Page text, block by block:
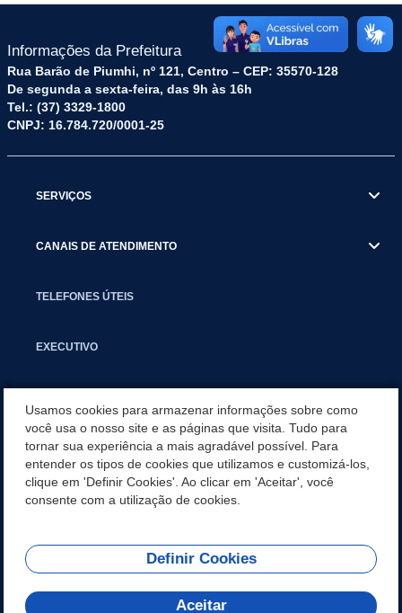
Informações da Prefeitura
Rua Barão de Piumhi, nº 121, Centro – CEP: 35570-128
De segunda a sexta-feira, das 9h às 16h
Tel.: (37) 3329-1800
CNPJ: 16.784.720/0001-25
SERVIÇOS
CANAIS DE ATENDIMENTO
TELEFONES ÚTEIS
EXECUTIVO
APLICATIVO
SECRETARIAS
REDES SOCIAIS
Usamos cookies para armazenar informações sobre como
você usa o nosso site e as páginas que visita. Tudo para
tornar sua experiência a mais agradável possível. Para
entender os tipos de cookies que utilizamos e customizá-los,
clique em 'Definir Cookies'. Ao clicar em 'Aceitar', você
consente com a utilização de cookies.
Definir Cookies
Aceitar